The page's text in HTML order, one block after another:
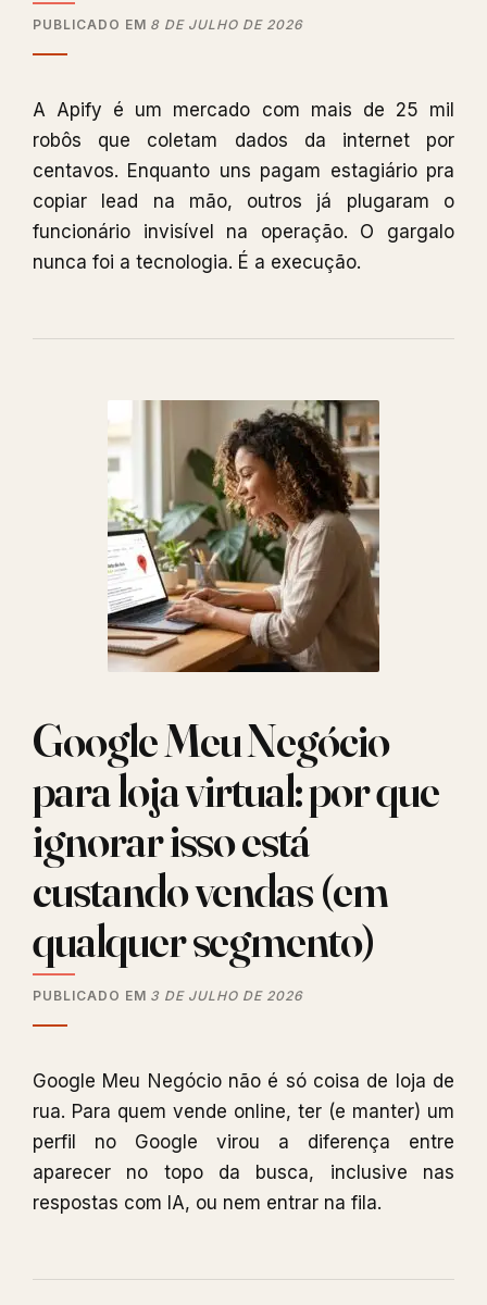
PUBLICADO EM 8 DE JULHO DE 2026
A Apify é um mercado com mais de 25 mil
robôs que coletam dados da internet por
centavos. Enquanto uns pagam estagiário pra
copiar lead na mão, outros já plugaram o
funcionário invisível na operação. O gargalo
nunca foi a tecnologia. É a execução.
Google Meu Negócio
para loja virtual: por que
ignorar isso está
custando vendas (em
qualquer segmento)
PUBLICADO EM 3 DE JULHO DE 2026
Google Meu Negócio não é só coisa de loja de
rua. Para quem vende online, ter (e manter) um
perfil no Google virou a diferença entre
aparecer no topo da busca, inclusive nas
respostas com IA, ou nem entrar na fila.